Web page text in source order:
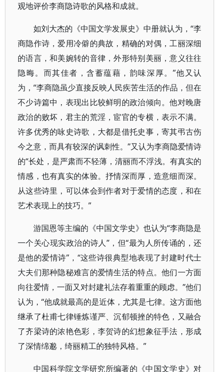
观地评价李商隐诗歌的风格和成就。
如刘大杰的《中国文学发展史》中册就认为，“李
商隐作诗，爱用冷僻的典故，精确的对偶，工丽深细
的语言，和美婉转的音律，外形特别美丽，意义往往
隐晦。而其佳者，含蓄蕴藉，韵味深厚。”他又认
为，“李商隐虽少直接反映人民疾苦生活的作品，但在
不少诗篇中，表现出比较鲜明的政治倾向。他对晚唐
政治的败坏，君主的荒淫，宦官的专横，表示不满。
许多优秀的咏史诗歌，大都是借托史事，寄其弔古伤
今之意，而具有较深的讽刺性。”又认为李商隐爱情诗
的“长处，是严肃而不轻薄，清丽而不浮浅。有真实的
情感，也有真实的体验。抒情深而厚，造意细而深。
从这些诗里，可以体会到作者对于爱情的态度，和在
艺术表现上的技巧。”
游国恩等主编的《中国文学史》也认为“李商隐是
一个关心现实政治的诗人”，但“最为人所传诵的，还
是他的爱情诗”，“这些诗很典型地表现了封建时代士
大夫们那种隐秘难言的爱情生活的特点。他们一方面
向往爱情，一面又对封建礼法存着重重的顾虑。”他们
认为，“他成就最高的是近体，尤其是七律。这方面他
继承了杜甫七律锤炼谨严、沉郁顿挫的特色，又融合
了齐梁诗的浓艳色彩，李贺诗的幻想象征手法，形成
了深情绵邈，绮丽精工的独特风格。”
中国科学院文学研究所编著的《中国文学史》对